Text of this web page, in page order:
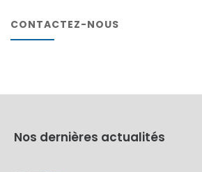
CONTACTEZ-NOUS
Nos dernières actualités